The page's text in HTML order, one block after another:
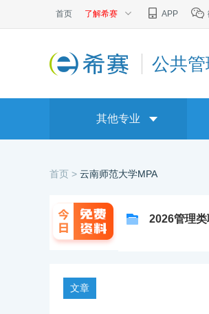
首页 了解希赛 APP
公共
其他专业
首页 > 云南师范大学MPA
2026管理类
文章